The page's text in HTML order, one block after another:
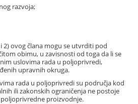
razvoja;
2) ovog člana mogu se utvrditi pod
obimu, u zavisnosti od toga da li se
uslovima rada u poljoprivredi,
upravnih okruga.
rada u poljoprivredi su područja kod
ili zakonskih ograničenja ne postoje
proizvodnje.